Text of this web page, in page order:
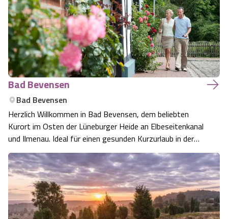
Bad Bevensen
Bad Bevensen
Herzlich Willkommen in Bad Bevensen, dem beliebten
Kurort im Osten der Lüneburger Heide an Elbeseitenkanal
und Ilmenau. Ideal für einen gesunden Kurzurlaub in der
Natur.